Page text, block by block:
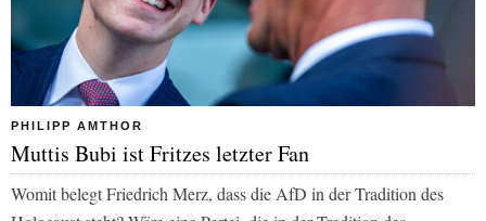
PHILIPP AMTHOR
Muttis Bubi ist Fritzes letzter Fan
Womit belegt Friedrich Merz, dass die AfD in der Tradition des